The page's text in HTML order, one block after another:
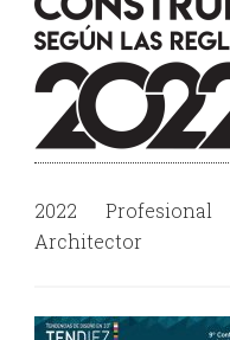
2022
Architector